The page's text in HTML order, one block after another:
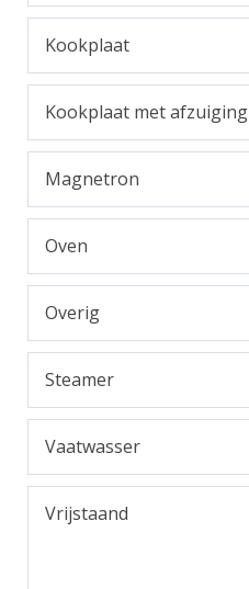
Kookplaat
Kookplaat met afzuiging
Magnetron
Oven
Overig
Steamer
Vaatwasser
Vrijstaand